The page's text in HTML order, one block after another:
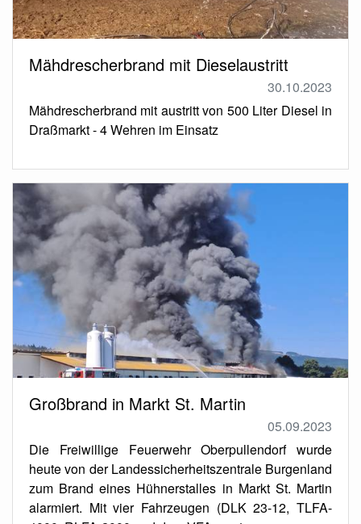
Mähdrescherbrand mit Dieselaustritt
30.10.2023
Mähdrescherbrand mit austritt von 500 Liter Diesel in
Draßmarkt - 4 Wehren im Einsatz
Großbrand in Markt St. Martin
05.09.2023
Die Freiwillige Feuerwehr Oberpullendorf wurde
heute von der Landessicherheitszentrale Burgenland
zum Brand eines Hühnerstalles in Markt St. Martin
alarmiert. Mit vier Fahrzeugen (DLK 23-12, TLFA-